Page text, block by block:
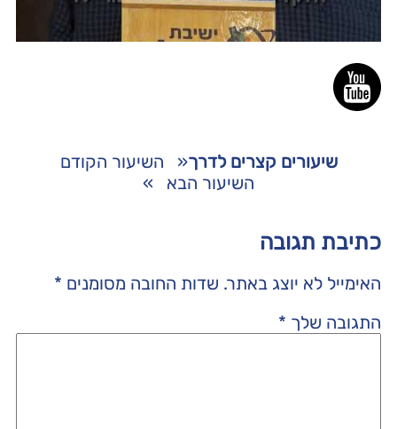
שיעורים קצרים לדרך« השיעור הקודם
השיעור הבא »
כתיבת תגובה
האימייל לא יוצג באתר. שדות החובה מסומנים *
התגובה שלך *